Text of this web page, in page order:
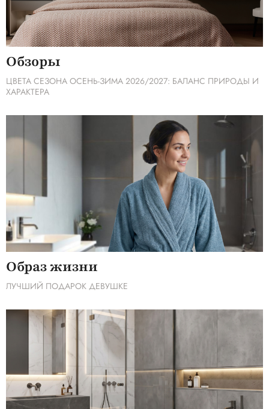
Обзоры
ЦВЕТА СЕЗОНА ОСЕНЬ-ЗИМА 2026/2027: БАЛАНС ПРИРОДЫ И
ХАРАКТЕРА
Образ жизни
ЛУЧШИЙ ПОДАРОК ДЕВУШКЕ